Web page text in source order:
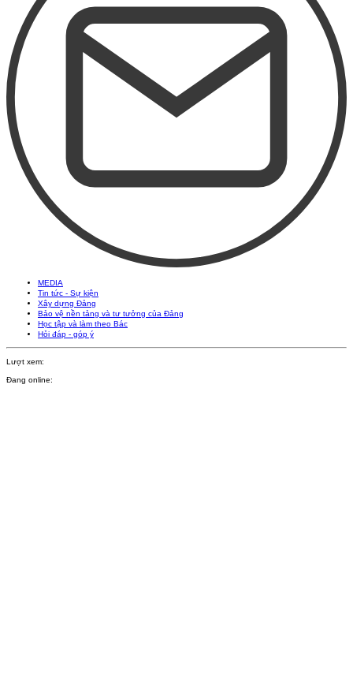
MEDIA
Tin tức - Sự kiện
Xây dựng Đảng
Bảo vệ nền tảng và tư tưởng của Đảng
Học tập và làm theo Bác
Hỏi đáp - góp ý
Lượt xem:
Đang online: